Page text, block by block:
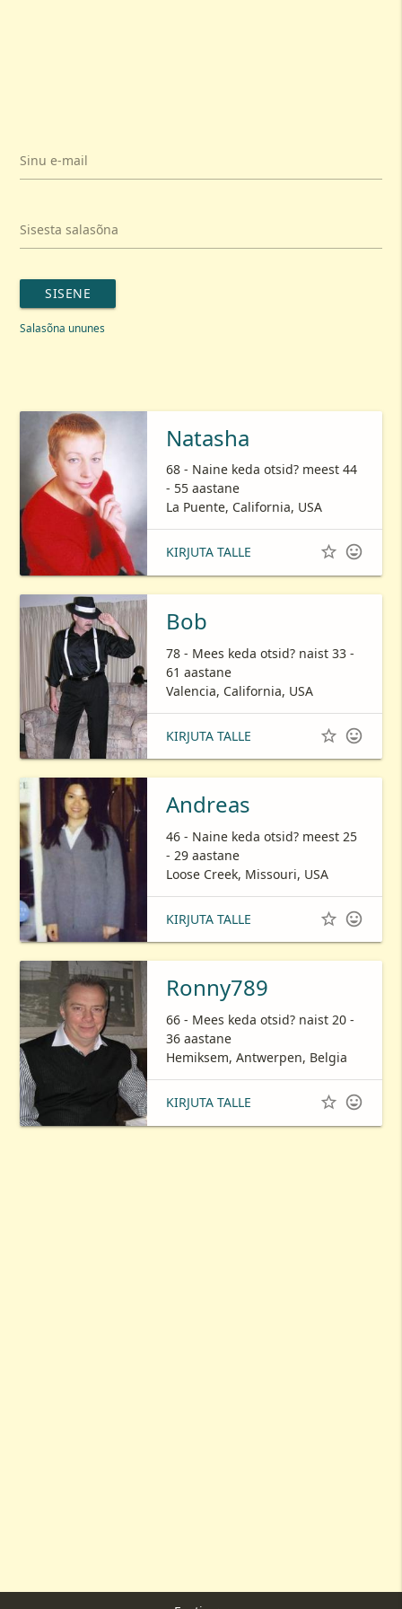
Sinu e-mail
Sisesta salasõna
SISENE
Salasõna ununes
Natasha
68 - Naine keda otsid? meest 44
- 55 aastane
La Puente, California, USA
KIRJUTA TALLE  
Bob
78 - Mees keda otsid? naist 33 -
61 aastane
Valencia, California, USA
KIRJUTA TALLE  
Andreas
46 - Naine keda otsid? meest 25
- 29 aastane
Loose Creek, Missouri, USA
KIRJUTA TALLE  
Ronny789
66 - Mees keda otsid? naist 20 -
36 aastane
Hemiksem, Antwerpen, Belgia
KIRJUTA TALLE  